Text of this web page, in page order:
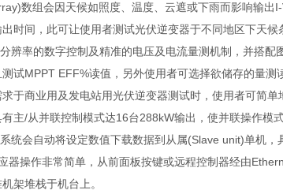
数组会因天候如照度、温度、云遮或下雨而影响输出
时间，此可让使用者测试光伏逆变器于不同地区下天
辨率的数字控制及精准的电压及电流量测机制，并搭配
测试MPPT EFF%读值，另外使用者可选择欲储存的量测
于商业用及发电站用光伏逆变器测试时，使用者可简
主/从并联控制模式达16台288kW输出，使并联操作模
统会自动将设定数值下载数据到从属(Slave unit)单机，
器操作非常简单，从前面板按键或远程控制器经由
架堆栈于机台上。